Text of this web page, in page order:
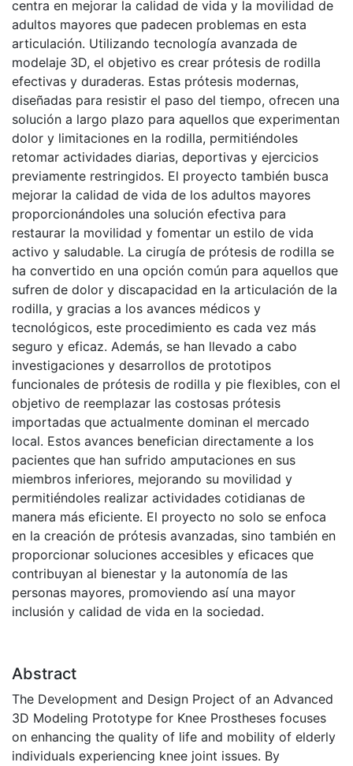
centra en mejorar la calidad de vida y la movilidad de
adultos mayores que padecen problemas en esta
articulación. Utilizando tecnología avanzada de
modelaje 3D, el objetivo es crear prótesis de rodilla
efectivas y duraderas. Estas prótesis modernas,
diseñadas para resistir el paso del tiempo, ofrecen una
solución a largo plazo para aquellos que experimentan
dolor y limitaciones en la rodilla, permitiéndoles
retomar actividades diarias, deportivas y ejercicios
previamente restringidos. El proyecto también busca
mejorar la calidad de vida de los adultos mayores
proporcionándoles una solución efectiva para
restaurar la movilidad y fomentar un estilo de vida
activo y saludable. La cirugía de prótesis de rodilla se
ha convertido en una opción común para aquellos que
sufren de dolor y discapacidad en la articulación de la
rodilla, y gracias a los avances médicos y
tecnológicos, este procedimiento es cada vez más
seguro y eficaz. Además, se han llevado a cabo
investigaciones y desarrollos de prototipos
funcionales de prótesis de rodilla y pie flexibles, con el
objetivo de reemplazar las costosas prótesis
importadas que actualmente dominan el mercado
local. Estos avances benefician directamente a los
pacientes que han sufrido amputaciones en sus
miembros inferiores, mejorando su movilidad y
permitiéndoles realizar actividades cotidianas de
manera más eficiente. El proyecto no solo se enfoca
en la creación de prótesis avanzadas, sino también en
proporcionar soluciones accesibles y eficaces que
contribuyan al bienestar y la autonomía de las
personas mayores, promoviendo así una mayor
inclusión y calidad de vida en la sociedad.
Abstract
The Development and Design Project of an Advanced
3D Modeling Prototype for Knee Prostheses focuses
on enhancing the quality of life and mobility of elderly
individuals experiencing knee joint issues. By